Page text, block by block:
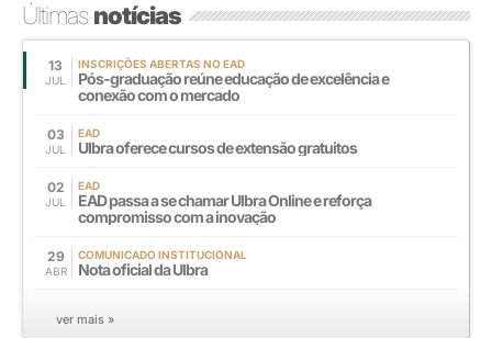
Últimasnotícias
13
JUL
INSCRIÇÕES ABERTAS NO EAD
Pós-graduação reúne educação de excelência e
conexão com o mercado
03
JUL
EAD
Ulbra oferece cursos de extensão gratuitos
02
JUL
EAD
EAD passa a se chamar Ulbra Online e reforça
compromisso com a inovação
29
ABR
COMUNICADO INSTITUCIONAL
Nota oficial da Ulbra
ver mais »